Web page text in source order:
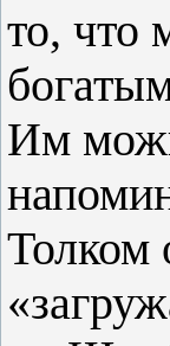
то, что
Им
Толком